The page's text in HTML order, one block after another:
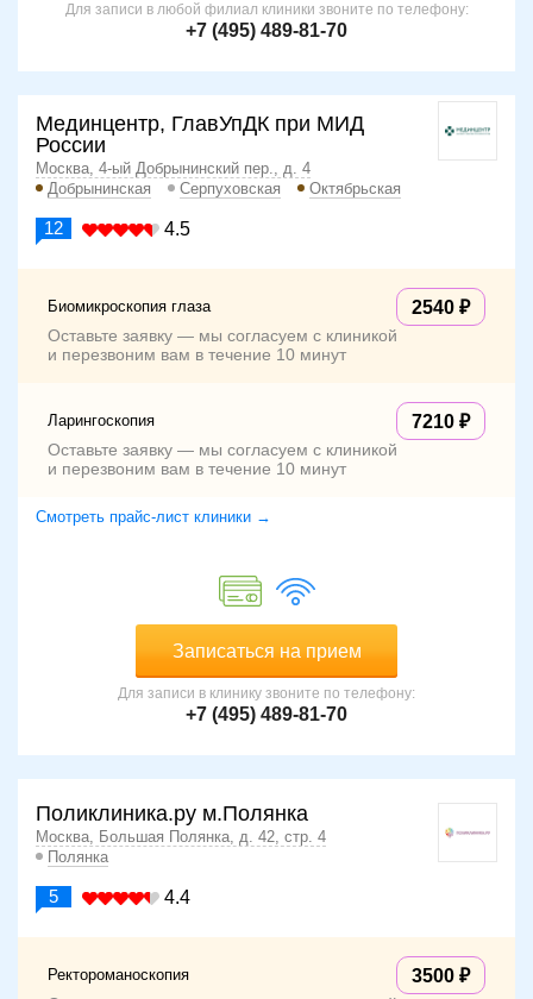
Для записи в любой филиал клиники звоните по телефону:
+7 (495) 489-81-70
Мединцентр, ГлавУпДК при МИД
России
Москва, 4-ый Добрынинский пер., д. 4
Добрынинская
Серпуховская Октябрьская
12 4.5
Биомикроскопия глаза 2540
Оставьте заявку — мы согласуем с клиникой
и перезвоним вам в течение 10 минут
Ларингоскопия 7210
Оставьте заявку — мы согласуем с клиникой
и перезвоним вам в течение 10 минут
Смотреть прайс-лист клиники →
Записаться на прием
Для записи в клинику звоните по телефону:
+7 (495) 489-81-70
Поликлиника.ру м.Полянка
Москва, Большая Полянка, д. 42, стр. 4
Полянка
5 4.4
Ректороманоскопия 3500